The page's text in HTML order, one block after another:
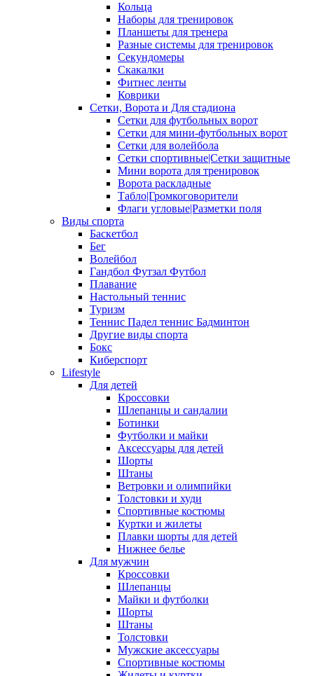
Кольца
Наборы для тренировок
Планшеты для тренера
Разные системы для тренировок
Секундомеры
Скакалки
Фитнес ленты
Коврики
Сетки, Ворота и Для стадиона
Сетки для футбольных ворот
Сетки для мини-футбольных ворот
Сетки для волейбола
Сетки спортивные|Сетки защитные
Мини ворота для тренировок
Ворота раскладные
Табло|Громкоговорители
Флаги угловые|Разметки поля
Виды спорта
Баскетбол
Бег
Волейбол
Гандбол Футзал Футбол
Плавание
Настольный теннис
Туризм
Теннис Падел теннис Бадминтон
Другие виды спорта
Бокс
Киберспорт
Lifestyle
Для детей
Кроссовки
Шлепанцы и сандалии
Ботинки
Футболки и майки
Аксессуары для детей
Шорты
Штаны
Ветровки и олимпийки
Толстовки и худи
Спортивные костюмы
Куртки и жилеты
Плавки шорты для детей
Нижнее белье
Для мужчин
Кроссовки
Шлепанцы
Майки и футболки
Шорты
Штаны
Толстовки
Мужские аксессуары
Спортивные костюмы